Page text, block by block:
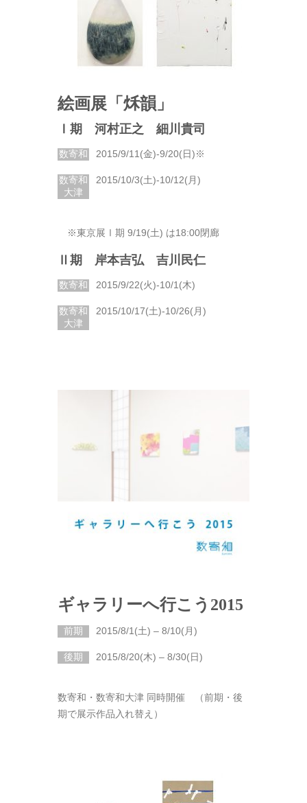
絵画展「秌韻」
Ⅰ期 河村正之 細川貴司
数寄和 2015/9/11(金)-9/20(日)※
数寄和
大津
2015/10/3(土)-10/12(月)
※東京展Ⅰ期 9/19(土) は18:00閉廊
Ⅱ期 岸本吉弘 吉川民仁
数寄和 2015/9/22(火)-10/1(木)
数寄和
大津
2015/10/17(土)-10/26(月)
ギャラリーへ行こう2015
前期 2015/8/1(土) – 8/10(月)
後期 2015/8/20(木) – 8/30(日)
数寄和・数寄和大津 同時開催 （前期・後
期で展示作品入れ替え）